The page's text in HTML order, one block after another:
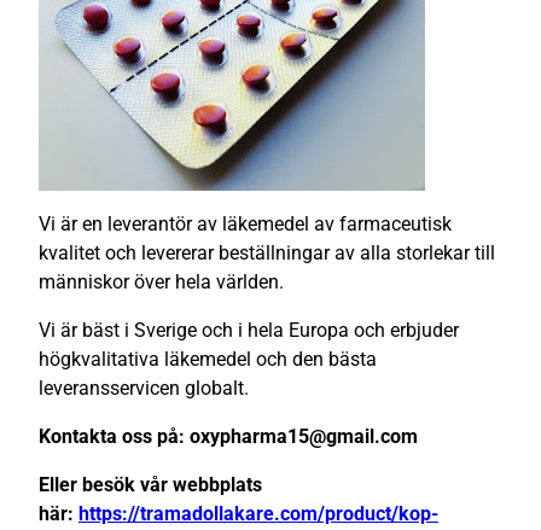
Vi är en leverantör av läkemedel av farmaceutisk
kvalitet och levererar beställningar av alla storlekar till
människor över hela världen.
Vi är bäst i Sverige och i hela Europa och erbjuder
högkvalitativa läkemedel och den bästa
leveransservicen globalt.
Kontakta oss på: oxypharma15@gmail.com
Eller besök vår webbplats
här: https://tramadollakare.com/product/kop-